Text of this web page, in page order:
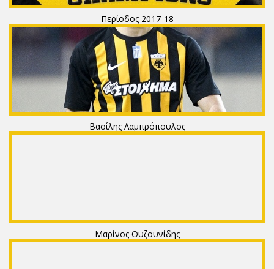
Περίοδος 2017-18
Βασίλης Λαμπρόπουλος
Μαρίνος Ουζουνίδης